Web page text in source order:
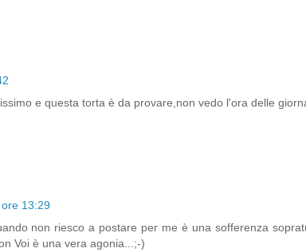
e questa torta è da provare,non vedo l'ora delle
13:29
non riesco a postare per me è una sofferenza
Voi è una vera agonia...;-)